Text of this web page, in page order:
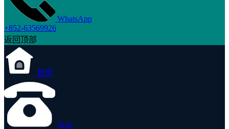
WhatsApp
+852-63569926
返回顶部
首页
手机